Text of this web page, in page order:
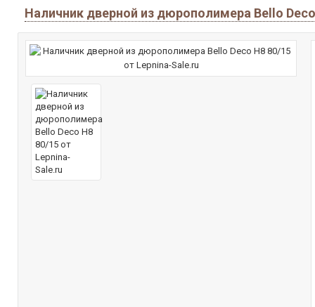
Наличник дверной из дюрополимера Bello